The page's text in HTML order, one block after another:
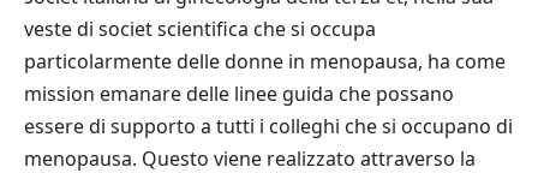
veste di societ scientifica che si occupa
particolarmente delle donne in menopausa, ha come
mission emanare delle linee guida che possano
essere di supporto a tutti i colleghi che si occupano di
menopausa. Questo viene realizzato attraverso la